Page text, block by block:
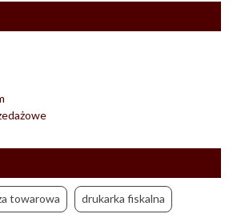
towarowa drukarka fiskalna